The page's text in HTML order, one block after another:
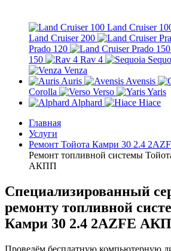
Land Cruiser
Land Cruiser 200
Prado 120
150
Rav 4
Venza
Auris
Avensis
Corolla
Verso
Yaris
Alphard
Hiace
Главная
Услуги
Ремонт Тойота Камри 30 2.4
Ремонт топливной системы
АКПП
Специализированный
ремонту топливной
Камри 30 2.4 2AZFE
Проведём бесплатную компьютерную